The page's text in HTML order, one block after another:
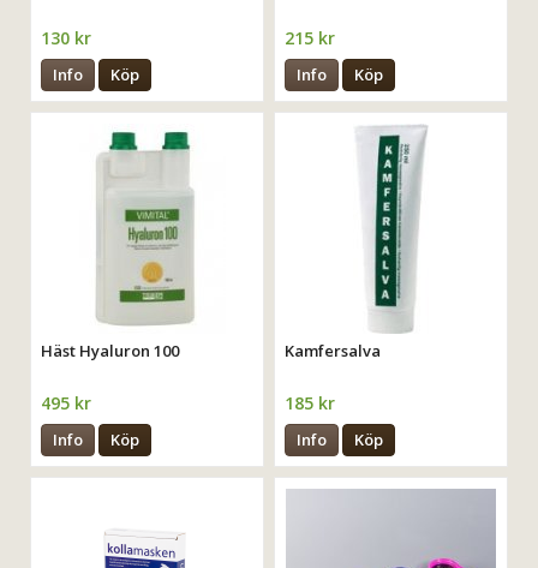
130 kr
Info Köp
215 kr
Info Köp
Häst Hyaluron 100
495 kr
Info Köp
Kamfersalva
185 kr
Info Köp